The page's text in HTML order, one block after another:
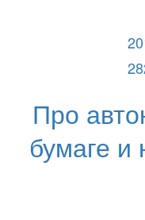
Про
бумаге и